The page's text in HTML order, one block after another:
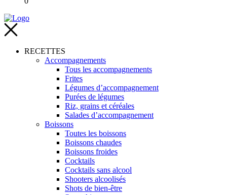
RECETTES
Accompagnements
Tous les accompagnements
Frites
Légumes d’accompagnement
Purées de légumes
Riz, grains et céréales
Salades d’accompagnement
Boissons
Toutes les boissons
Boissons chaudes
Boissons froides
Cocktails
Cocktails sans alcool
Shooters alcoolisés
Shots de bien-être